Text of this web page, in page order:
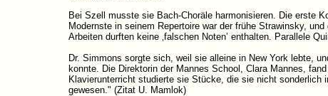
Bei Szell musste sie Bach-Choräle harmonisieren. Die erste
Modernste in seinem Repertoire war der frühe Strawinsky,
Arbeiten durften keine ‚falschen Noten’ enthalten. Parallele
Dr. Simmons sorgte sich, weil sie alleine in New York lebte,
konnte. Die Direktorin der Mannes School, Clara Mannes,
Klavierunterricht studierte sie Stücke, die sie nicht
gewesen." (Zitat U. Mamlok)